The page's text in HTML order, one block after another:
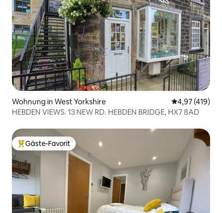
Wohnung in West Yorkshire
4,97 (419)
HEBDEN VIEWS. 13 NEW RD. HEBDEN BRIDGE, HX7 8AD
Beliebter Gäste-Favorit.
Gäste-Favorit